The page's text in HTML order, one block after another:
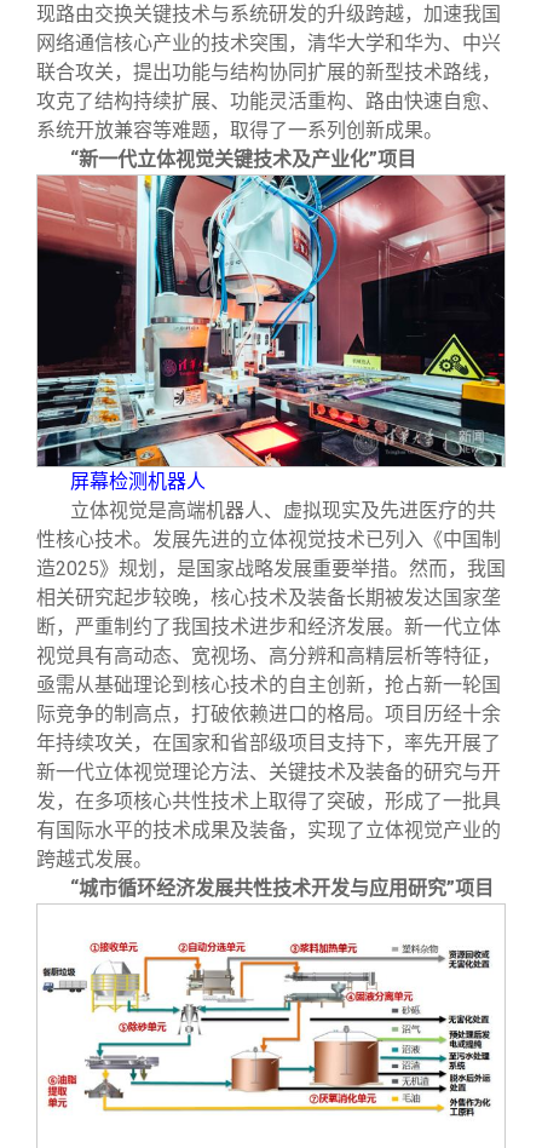
现路由交换关键技术与系统研发的升级跨越，加速我国
网络通信核心产业的技术突围，清华大学和华为、中兴
联合攻关，提出功能与结构协同扩展的新型技术路线，
攻克了结构持续扩展、功能灵活重构、路由快速自愈、
系统开放兼容等难题，取得了一系列创新成果。
“新一代立体视觉关键技术及产业化”项目
屏幕检测机器人
立体视觉是高端机器人、虚拟现实及先进医疗的共
性核心技术。发展先进的立体视觉技术已列入《中国制
造2025》规划，是国家战略发展重要举措。然而，我国
相关研究起步较晚，核心技术及装备长期被发达国家垄
断，严重制约了我国技术进步和经济发展。新一代立体
视觉具有高动态、宽视场、高分辨和高精层析等特征，
亟需从基础理论到核心技术的自主创新，抢占新一轮国
际竞争的制高点，打破依赖进口的格局。项目历经十余
年持续攻关，在国家和省部级项目支持下，率先开展了
新一代立体视觉理论方法、关键技术及装备的研究与开
发，在多项核心共性技术上取得了突破，形成了一批具
有国际水平的技术成果及装备，实现了立体视觉产业的
跨越式发展。
“城市循环经济发展共性技术开发与应用研究”项目